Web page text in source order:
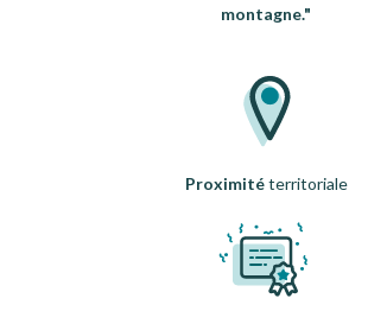
montagne."
Proximitéterritoriale